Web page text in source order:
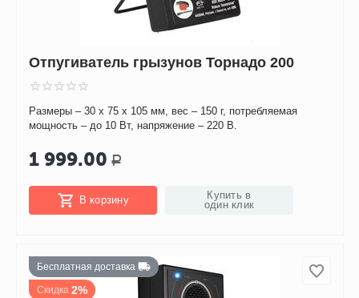
Отпугиватель грызунов Торнадо 200
Размеры – 30 х 75 х 105 мм, вес – 150 г, потребляемая
мощность – до 10 Вт, напряжение – 220 В.
1 999.00 Р
В корзину
Купить в
один клик
Бесплатная доставка
Скидка 2%